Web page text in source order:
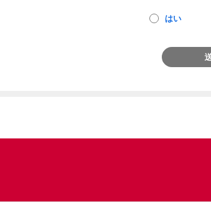
はい